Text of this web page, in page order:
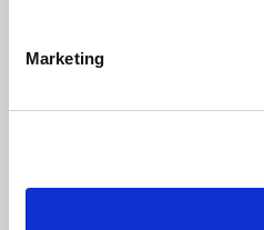
Marketing